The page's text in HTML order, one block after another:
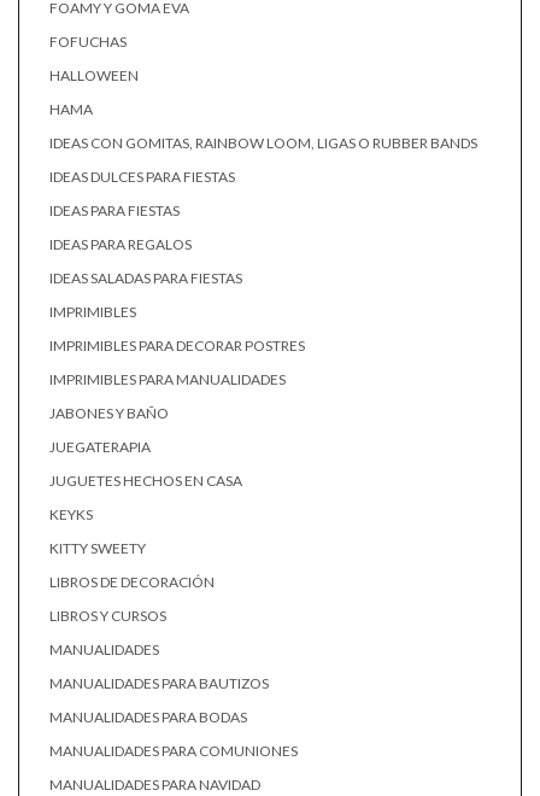
FOAMY Y GOMA EVA
FOFUCHAS
HALLOWEEN
HAMA
IDEAS CON GOMITAS, RAINBOW LOOM, LIGAS O RUBBER BANDS
IDEAS DULCES PARA FIESTAS
IDEAS PARA FIESTAS
IDEAS PARA REGALOS
IDEAS SALADAS PARA FIESTAS
IMPRIMIBLES
IMPRIMIBLES PARA DECORAR POSTRES
IMPRIMIBLES PARA MANUALIDADES
JABONES Y BAÑO
JUEGATERAPIA
JUGUETES HECHOS EN CASA
KEYKS
KITTY SWEETY
LIBROS DE DECORACIÓN
LIBROS Y CURSOS
MANUALIDADES
MANUALIDADES PARA BAUTIZOS
MANUALIDADES PARA BODAS
MANUALIDADES PARA COMUNIONES
MANUALIDADES PARA NAVIDAD